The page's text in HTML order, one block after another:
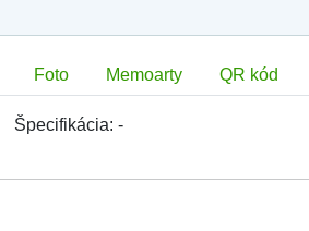
Foto Memoarty QR kód
Špecifikácia:-